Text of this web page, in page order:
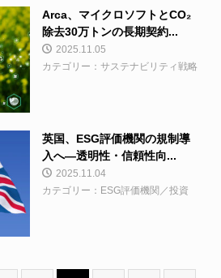
Arca、マイクロソフトとCO₂
除去30万トンの長期契約...
2025.11.05
カテゴリー：サステナビリティ戦略
英国、ESG評価機関の規制導
入へ—透明性・信頼性向...
2025.11.04
カテゴリー：ESG評価機関／投資